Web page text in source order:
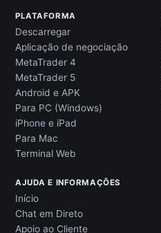
PLATAFORMA
Descarregar
Aplicação de negociação
MetaTrader 4
MetaTrader 5
Android e APK
Para PC (Windows)
iPhone e iPad
Para Mac
Terminal Web
AJUDA E INFORMAÇÕES
Início
Chat em Direto
Apoio ao Cliente